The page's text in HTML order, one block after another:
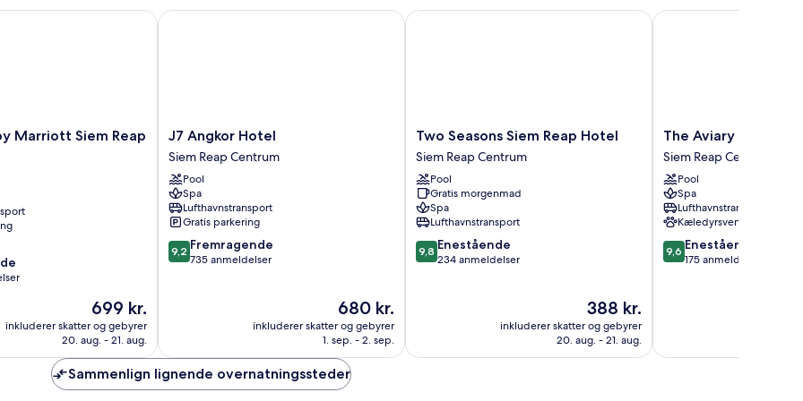
Marriott Siem Reap
Prisen
er
699 kr.
699 kr.
inkluderer skatter og gebyrer
20. aug. - 21. aug.
Siem Reap Resort
J7
Angkor
Hotel
Siem
Reap
Centrum
J7 Angkor Hotel
Siem Reap Centrum
Pool
Spa
Lufthavnstransport
Gratis parkering
9.2
ud
9,2 Fremragende
735 anmeldelser
Prisen
er
680 kr.
680 kr.
inkluderer skatter og gebyrer
1. sep. - 2. sep.
J7 Angkor Hotel
Two
Seasons
Siem
Reap
Hotel
Siem
Reap
Centrum
Two Seasons Siem Reap Hotel
Siem Reap Centrum
Pool
Gratis morgenmad
Spa
Lufthavnstransport
9.8
ud
9,8 Enestående
234 anmeldelser
Prisen
er
388 kr.
388 kr.
inkluderer skatter og gebyrer
20. aug. - 21. aug.
Two Seasons Siem Reap Hotel
The
Aviary
Hotel
Siem
Reap
Centrum
The Aviary Hotel
Siem Reap Centrum
Pool
Spa
Lufthavnstransport
Kæledyrsvenligt
9.6
ud
9,6 Enestående
175 anmeldelser
The Aviary Hotel
Sammenlign lignende overnatningssteder